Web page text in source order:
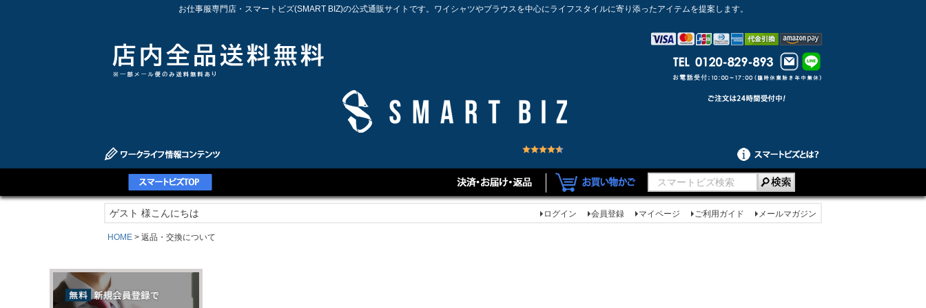
お仕事服専門店・スマートビズ(SMART BIZ)の公式通販サイトです。ワイシャツやブラウスを中心にライフスタイルに寄り添ったアイテムを提案します。
ゲスト 様こんにちは ログイン 会員登録 マイページ ご利用ガイド メールマガジン
HOME 返品・交換について